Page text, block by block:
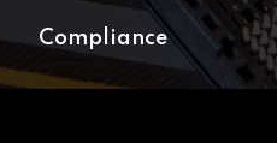
Compliance